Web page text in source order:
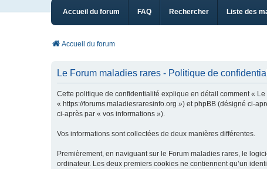
Accueil du forum FAQ Rechercher Liste des
Accueil du forum
Le Forum maladies rares - Politique de
Cette politique de confidentialité explique en détail comment «
« https://forums.maladiesraresinfo.org ») et phpBB (désigné ci-
ci-après par « vos informations »).
Vos informations sont collectées de deux manières différentes.
Premièrement, en naviguant sur le Forum maladies rares, le
ordinateur. Les deux premiers cookies ne contiennent qu’un